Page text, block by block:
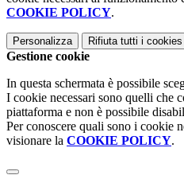
COOKIE POLICY.
Personalizza Rifiuta tutti i cookies
Gestione cookie
In questa schermata è possibile
I cookie necessari sono quelli che
piattaforma e non è possibile
Per conoscere quali sono i cookie
visionare la COOKIE POLICY.